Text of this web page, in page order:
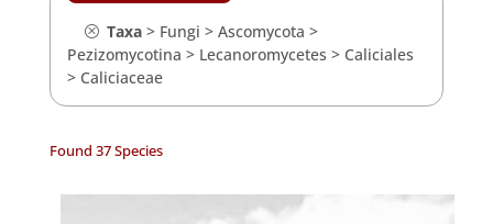
Taxa> Fungi > Ascomycota >
Pezizomycotina > Lecanoromycetes > Caliciales
> Caliciaceae
Found 37 Species